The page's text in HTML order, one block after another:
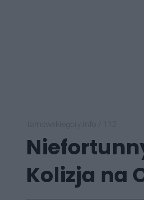
Kolizja na